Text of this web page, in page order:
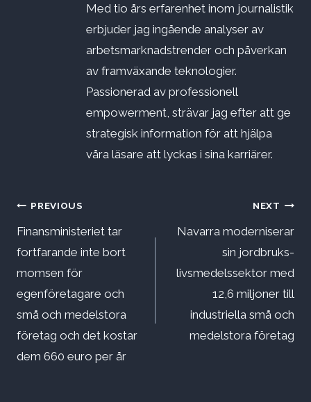
Med tio års erfarenhet inom journalistik
erbjuder jag ingående analyser av
arbetsmarknadstrender och påverkan
av framväxande teknologier.
Passionerad av professionell
empowerment, strävar jag efter att ge
strategisk information för att hjälpa
våra läsare att lyckas i sina karriärer.
Inläggsnavigering
PREVIOUS
Finansministeriet tar
fortfarande inte bort
momsen för
egenföretagare och
små och medelstora
företag och det kostar
dem 660 euro per år
NEXT
Navarra moderniserar
sin jordbruks-
livsmedelssektor med
12,6 miljoner till
industriella små och
medelstora företag